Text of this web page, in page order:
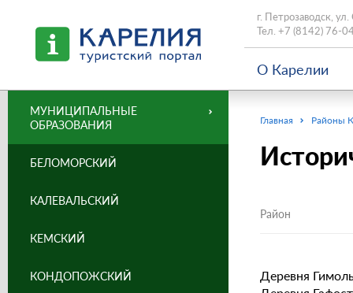
г. Петрозаводск,
Тел. +7 (8142) 76-
О Карелии
Главная Районы
Район
Деревня
МУНИЦИПАЛЬНЫЕ
ОБРАЗОВАНИЯ
БЕЛОМОРСКИЙ
КАЛЕВАЛЬСКИЙ
КЕМСКИЙ
КОНДОПОЖСКИЙ